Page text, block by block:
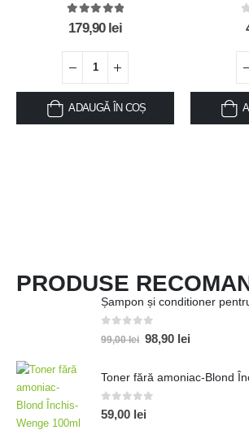
5.00 out of 5
179,90 lei
ADAUGĂ ÎN COȘ
0
PRODUSE
Șampon și conditioner
out of 5
99,00lei 98,90 lei
Toner fără amoniac-Blond
0out of 5
59,00 lei